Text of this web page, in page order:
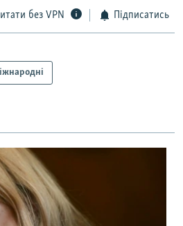
без VPN Підписатись